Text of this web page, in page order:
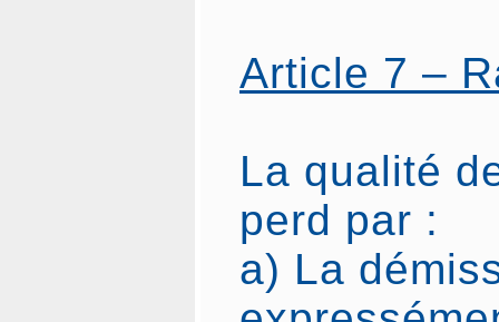
Article 7 –
La qualité
perd par :
a) La